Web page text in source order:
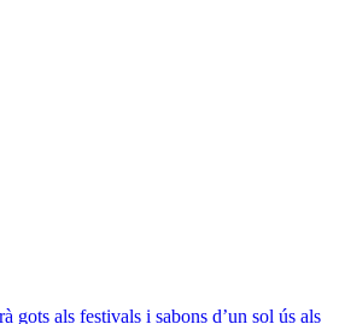
gots als festivals i sabons d’un sol ús als